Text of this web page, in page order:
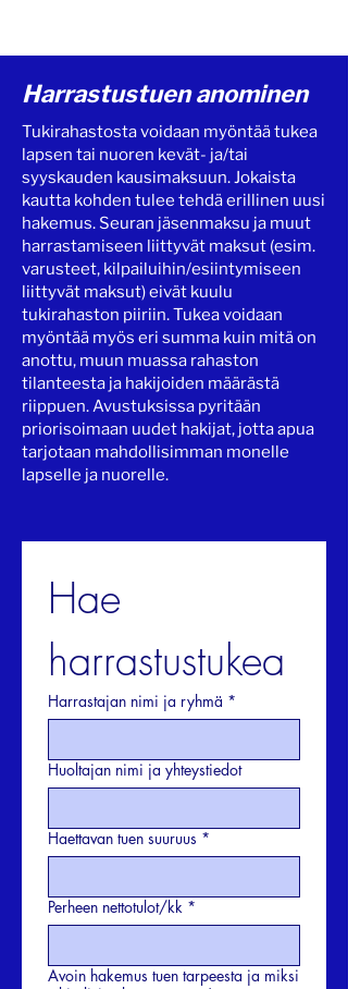
Harrastustuen anominen
Tukirahastosta voidaan myöntää tukea
lapsen tai nuoren kevät- ja/tai
syyskauden kausimaksuun. Jokaista
kautta kohden tulee tehdä erillinen uusi
hakemus. Seuran jäsenmaksu ja muut
harrastamiseen liittyvät maksut (esim.
varusteet, kilpailuihin/esiintymiseen
liittyvät maksut) eivät kuulu
tukirahaston piiriin. Tukea voidaan
myöntää myös eri summa kuin mitä on
anottu, muun muassa rahaston
tilanteesta ja hakijoiden määrästä
riippuen. Avustuksissa pyritään
priorisoimaan uudet hakijat, jotta apua
tarjotaan mahdollisimman monelle
lapselle ja nuorelle.
Hae
harrastustukea
Harrastajan nimi ja ryhmä *
Huoltajan nimi ja yhteystiedot
Haettavan tuen suuruus *
Perheen nettotulot/kk *
Avoin hakemus tuen tarpeesta ja miksi